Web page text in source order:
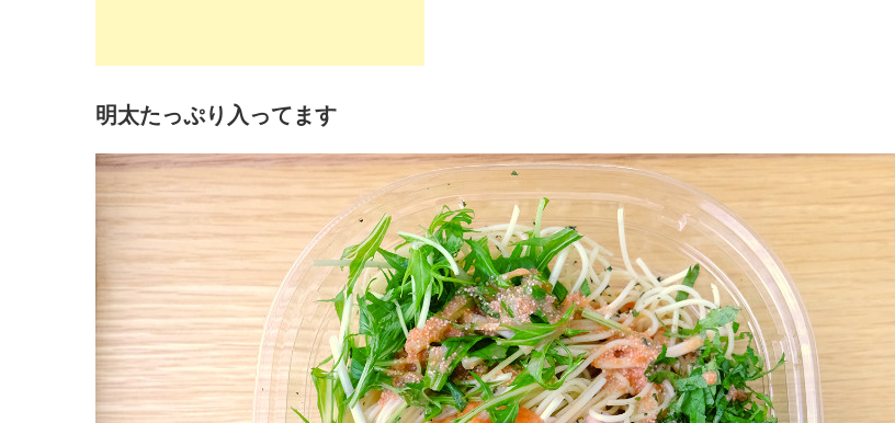
明太たっぷり入ってます